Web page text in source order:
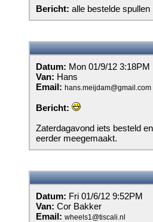
Bericht: alle bestelde
Datum: Mon 01/9/12 3:18PM
Van: Hans
Email: hans.meijdam@gmail.com
Bericht:
Zaterdagavond iets besteld
eerder meegemaakt.
Datum: Fri 01/6/12 9:52PM
Van: Cor Bakker
Email: wheels1@tiscali.nl